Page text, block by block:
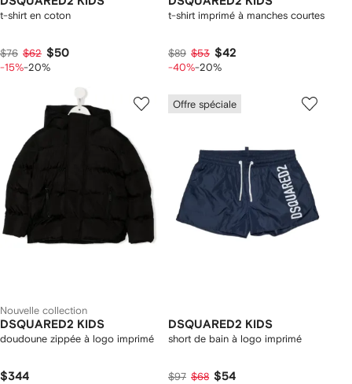
t-shirt en coton
$76 $62 $50
-15%-20%
t-shirt imprimé à manches courtes
$89 $53 $42
-40%-20%
Nouvelle collection
DSQUARED2 KIDS
doudoune zippée à logo imprimé
$344
Offre spéciale
DSQUARED2 KIDS
short de bain à logo imprimé
$97 $68 $54